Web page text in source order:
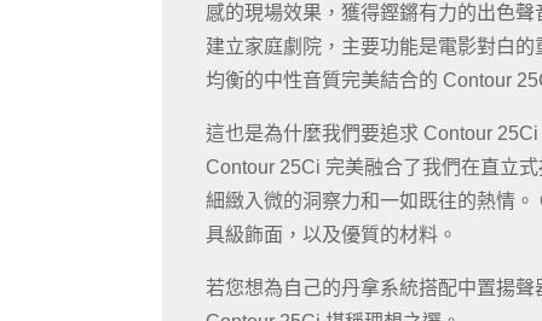
感的現場效果，獲得鏗鏘有力的出色
建立家庭劇院，主要功能是電影對白
均衡的中性音質完美結合的 Contour
這也是為什麼我們要追求 Contour
Contour 25Ci 完美融合了我們在直立
細緻入微的洞察力和一如既往的熱情
具級飾面，以及優質的材料。
若您想為自己的丹拿系統搭配中置揚